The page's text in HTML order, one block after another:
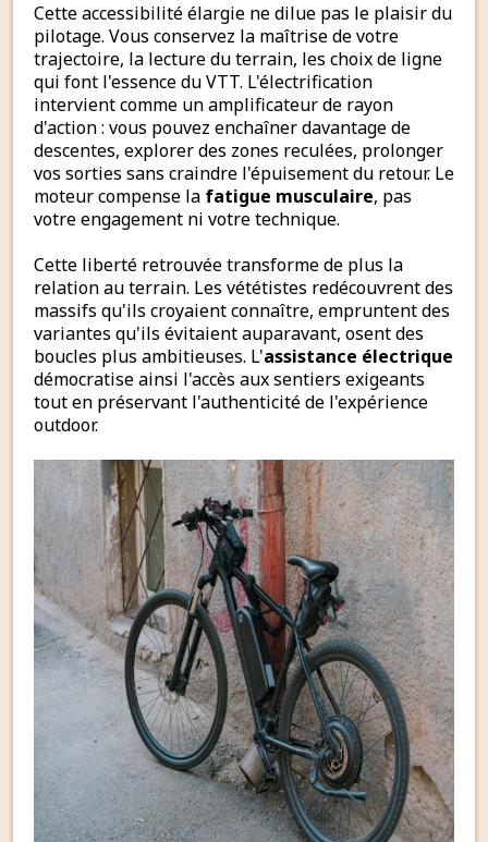
Cette accessibilité élargie ne dilue pas le plaisir du
pilotage. Vous conservez la maîtrise de votre
trajectoire, la lecture du terrain, les choix de ligne
qui font l'essence du VTT. L'électrification
intervient comme un amplificateur de rayon
d'action : vous pouvez enchaîner davantage de
descentes, explorer des zones reculées, prolonger
vos sorties sans craindre l'épuisement du retour. Le
moteur compense la fatigue musculaire, pas
votre engagement ni votre technique.
Cette liberté retrouvée transforme de plus la
relation au terrain. Les vététistes redécouvrent des
massifs qu'ils croyaient connaître, empruntent des
variantes qu'ils évitaient auparavant, osent des
boucles plus ambitieuses. L'assistance électrique
démocratise ainsi l'accès aux sentiers exigeants
tout en préservant l'authenticité de l'expérience
outdoor.